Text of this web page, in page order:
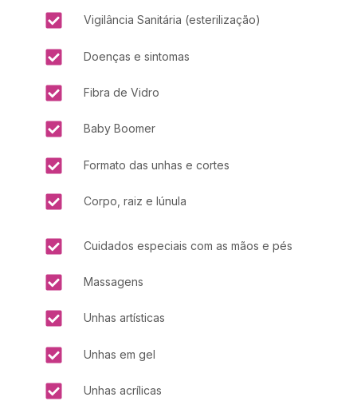
Vigilância Sanitária (esterilização)
Doenças e sintomas
Fibra de Vidro
Baby Boomer
Formato das unhas e cortes
Corpo, raiz e lúnula
Cuidados especiais com as mãos e pés
Massagens
Unhas artísticas
Unhas em gel
Unhas acrílicas